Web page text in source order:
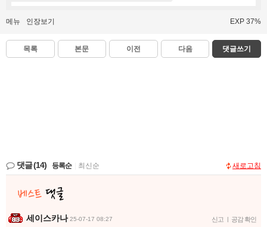
메뉴 인장보기 EXP 37%
목록 본문 이전 다음 댓글쓰기
댓글(14) 등록순 최신순 새로고침
세이스카나 25-07-17 08:27 신고 | 공감 확인